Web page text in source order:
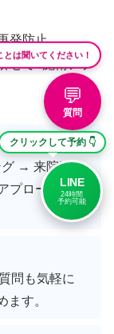
発防止
せて4施術アプ
グ → 来院時の
プローチ →
問も気軽に
ます。
とは聞いてください！
💬
質問
クリックして予約 👇
LINE
24時間
予約可能